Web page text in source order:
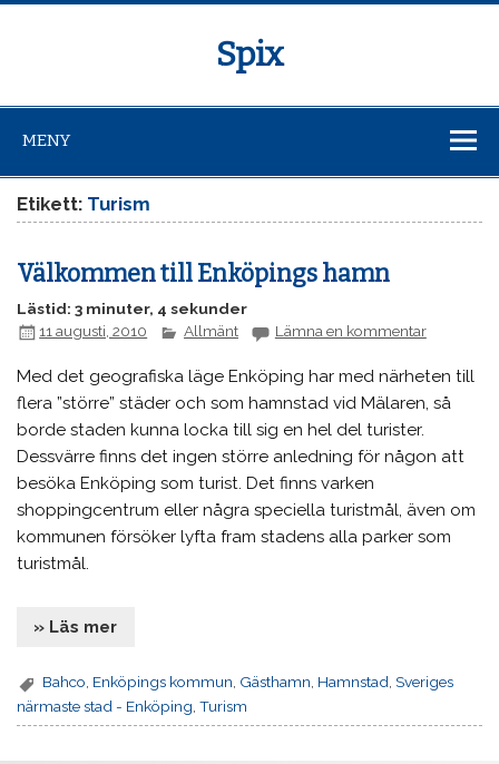
Spix
MENY
Etikett: Turism
Välkommen till Enköpings hamn
Lästid: 3 minuter, 4 sekunder
11 augusti, 2010
Allmänt Lämna en kommentar
Med det geografiska läge Enköping har med närheten till
flera ”större” städer och som hamnstad vid Mälaren, så
borde staden kunna locka till sig en hel del turister.
Dessvärre finns det ingen större anledning för någon att
besöka Enköping som turist. Det finns varken
shoppingcentrum eller några speciella turistmål, även om
kommunen försöker lyfta fram stadens alla parker som
turistmål.
» Läs mer
Bahco Enköpings kommun Gästhamn Hamnstad ,Sveriges
närmaste stad - Enköping ,Turism